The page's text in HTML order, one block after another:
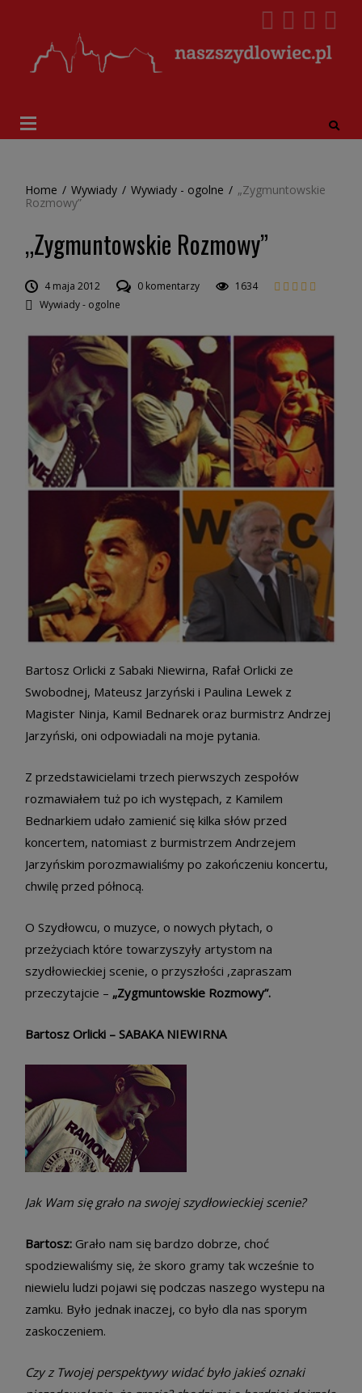
Home / Wywiady / Wywiady - ogolne / „Zygmuntowskie
Rozmowy”
„Zygmuntowskie Rozmowy”
4 maja 2012 0 komentarzy
1634
Wywiady - ogolne
Bartosz Orlicki z Sabaki Niewirna, Rafał Orlicki ze
Swobodnej, Mateusz Jarzyński i Paulina Lewek z
Magister Ninja, Kamil Bednarek oraz burmistrz Andrzej
Jarzyński, oni odpowiadali na moje pytania.
Z przedstawicielami trzech pierwszych zespołów
rozmawiałem tuż po ich występach, z Kamilem
Bednarkiem udało zamienić się kilka słów przed
koncertem, natomiast z burmistrzem Andrzejem
Jarzyńskim porozmawialiśmy po zakończeniu koncertu,
chwilę przed północą.
O Szydłowcu, o muzyce, o nowych płytach, o
przeżyciach które towarzyszyły artystom na
szydłowieckiej scenie, o przyszłości ,zapraszam
przeczytajcie – „Zygmuntowskie Rozmowy”.
Bartosz Orlicki – SABAKA NIEWIRNA
Jak Wam się grało na swojej szydłowieckiej scenie?
Bartosz: Grało nam się bardzo dobrze, choć
spodziewaliśmy się, że skoro gramy tak wcześnie to
niewielu ludzi pojawi się podczas naszego wystepu na
zamku. Było jednak inaczej, co było dla nas sporym
zaskoczeniem.
Czy z Twojej perspektywy widać było jakieś oznaki